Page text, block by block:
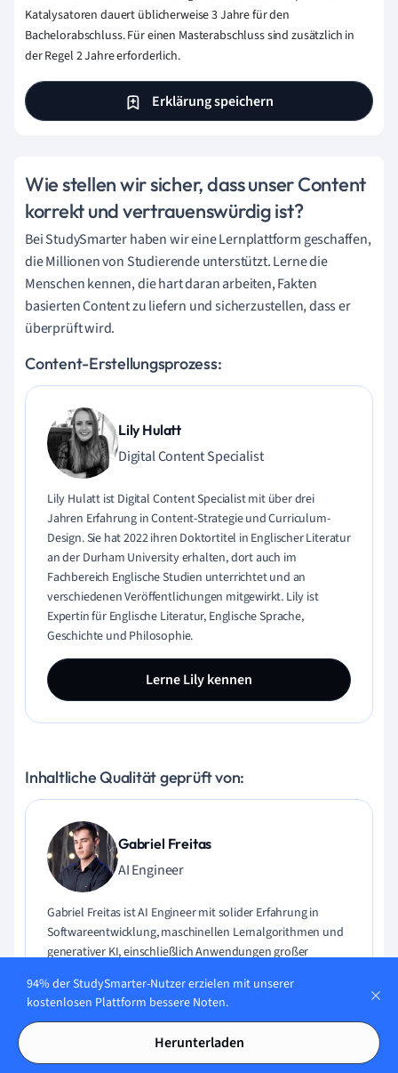
Katalysatoren dauert üblicherweise 3 Jahre für den
Bachelorabschluss. Für einen Masterabschluss sind zusätzlich in
der Regel 2 Jahre erforderlich.
Erklärung speichern
Wie stellen wir sicher, dass unser Content
korrekt und vertrauenswürdig ist?
Bei StudySmarter haben wir eine Lernplattform geschaffen,
die Millionen von Studierende unterstützt. Lerne die
Menschen kennen, die hart daran arbeiten, Fakten
basierten Content zu liefern und sicherzustellen, dass er
überprüft wird.
Content-Erstellungsprozess:
Lily Hulatt
Digital Content Specialist
Lily Hulatt ist Digital Content Specialist mit über drei
Jahren Erfahrung in Content-Strategie und Curriculum-
Design. Sie hat 2022 ihren Doktortitel in Englischer Literatur
an der Durham University erhalten, dort auch im
Fachbereich Englische Studien unterrichtet und an
verschiedenen Veröffentlichungen mitgewirkt. Lily ist
Expertin für Englische Literatur, Englische Sprache,
Geschichte und Philosophie.
Lerne Lily kennen
Inhaltliche Qualität geprüft von:
Gabriel Freitas
AI Engineer
Gabriel Freitas ist AI Engineer mit solider Erfahrung in
Softwareentwicklung, maschinellen Lernalgorithmen und
generativer KI, einschließlich Anwendungen großer
Universität von São Paulo studiert und macht aktuell
seinen MSc in Computertechnik an der Universität von
Gabriel hat einen starken Hintergrund in Software-
Engineering und hat an Projekten zu Computer Vision,
94% der StudySmarter-Nutzer erzielen mit unserer
kostenlosen Plattform bessere Noten.
Herunterladen